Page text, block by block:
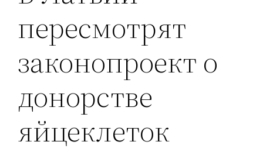
пересмотрят
законопроект о
донорстве
яйцеклеток